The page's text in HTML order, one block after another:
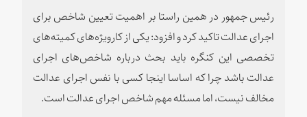
رئیس جمهور در همین راستا بر اهمیت تعیین شاخص برای
اجرای عدالت تاکید کرد و افزود: یکی از کارویژه‌های کمیته‌های
تخصصی این کنگره باید بحث درباره شاخص‌های اجرای
عدالت باشد چرا که اساسا اینجا کسی با نفس اجرای عدالت
مخالف نیست، اما مسئله مهم شاخص اجرای عدالت است.